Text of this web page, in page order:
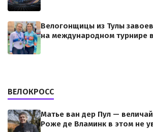
Велогонщицы из Тулы
на международном турнире
ВЕЛОКРОСС
Матье ван дер Пул —
Роже де Вламинк в этом не